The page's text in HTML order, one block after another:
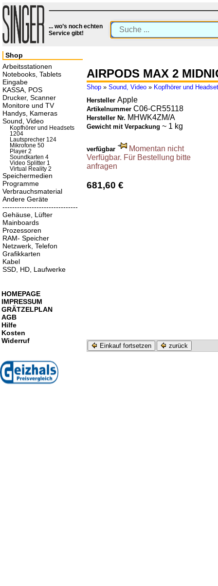
... wo’s noch echten
Service gibt!
AIRPODS MAX 2
Shop » Sound, Video » Kopfhörer und
Hersteller Apple
Artikelnummer C06-CR55118
Hersteller Nr. MHWK4ZM/A
Gewicht mit Verpackung ~ 1 kg
verfügbar
Momentan nicht
Verfügbar. Für Bestellung bitte
anfragen
681,60 €
Einkauf fortsetzen zurück
Shop
Arbeitsstationen
Notebooks, Tablets
Eingabe
KASSA, POS
Drucker, Scanner
Monitore und TV
Handys, Kameras
Sound, Video
Kopfhörer und Headsets
1204
Lautsprecher 124
Mikrofone 50
Player 2
Soundkarten 4
Video Splitter 1
Virtual Reality 2
Speichermedien
Programme
Verbrauchsmaterial
Andere Geräte
-------------------------------
Gehäuse, Lüfter
Mainboards
Prozessoren
RAM- Speicher
Netzwerk, Telefon
Grafikkarten
Kabel
SSD, HD, Laufwerke
HOMEPAGE
IMPRESSUM
GRÄTZELPLAN
AGB
Hilfe
Kosten
Widerruf